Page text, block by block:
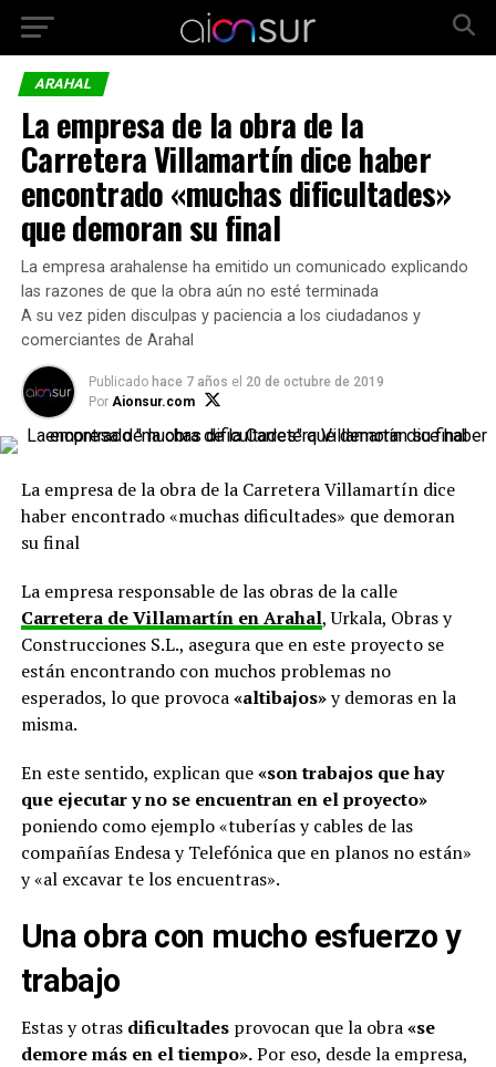
ARAHAL
La empresa de la obra de la
Carretera Villamartín dice haber
encontrado «muchas dificultades»
que demoran su final
La empresa arahalense ha emitido un comunicado explicando
las razones de que la obra aún no esté terminada
A su vez piden disculpas y paciencia a los ciudadanos y
comerciantes de Arahal
Publicado hace 7 años el 20 de octubre de 2019
Por Aionsur.com
La empresa de la obra de la Carretera Villamartín dice
haber encontrado «muchas dificultades» que demoran
su final
La empresa responsable de las obras de la calle
Carretera de Villamartín en Arahal, Urkala, Obras y
Construcciones S.L., asegura que en este proyecto se
están encontrando con muchos problemas no
esperados, lo que provoca«altibajos»y demoras en la
misma.
En este sentido, explican que«son trabajos que hay
que ejecutar y no se encuentran en el proyecto»
poniendo como ejemplo «tuberías y cables de las
compañías Endesa y Telefónica que en planos no están»
y «al excavar te los encuentras».
Una obra con mucho esfuerzo y
trabajo
Estas y otras dificultadesprovocan que la obra«se
demore más en el tiempo».Por eso, desde la empresa,